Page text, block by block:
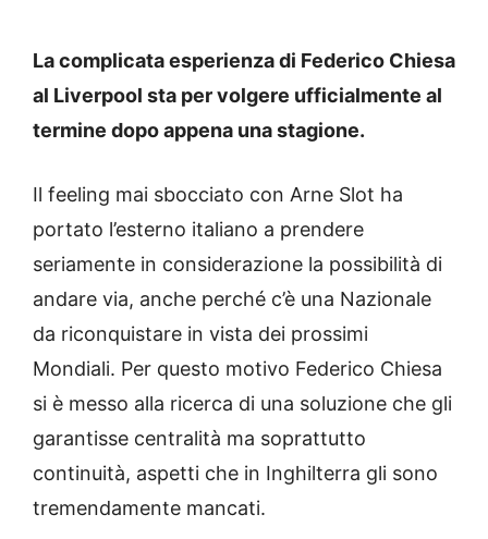
La complicata esperienza di Federico Chiesa
al Liverpool sta per volgere ufficialmente al
termine dopo appena una stagione.
Il feeling mai sbocciato con Arne Slot ha
portato l’esterno italiano a prendere
seriamente in considerazione la possibilità di
andare via, anche perché c’è una Nazionale
da riconquistare in vista dei prossimi
Mondiali. Per questo motivo Federico Chiesa
si è messo alla ricerca di una soluzione che gli
garantisse centralità ma soprattutto
continuità, aspetti che in Inghilterra gli sono
tremendamente mancati.